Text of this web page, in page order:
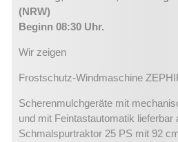
(NRW)
Beginn 08:30 Uhr.
Wir zeigen
Frostschutz-Windmaschine
Scherenmulchgeräte mit
und mit Feintastautomatik
Schmalspurtraktor 25 PS mit 92